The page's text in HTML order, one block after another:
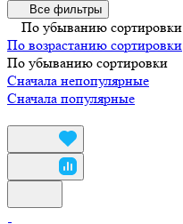
Все фильтры
По убыванию сортировки
По возрастанию сортировки
По убыванию сортировки
Сначала непопулярные
Сначала популярные